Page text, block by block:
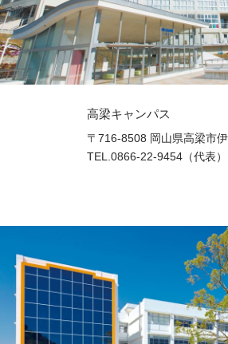
高梁キャンパス
〒716-8508 岡山県高梁市
TEL.0866-22-9454（代表）